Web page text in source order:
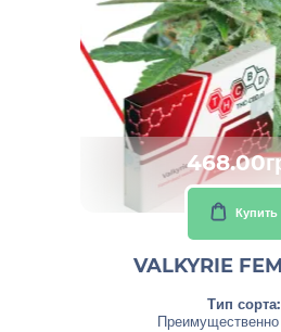
Купить
VALKYRIE
Тип сорта:
Преимущественно